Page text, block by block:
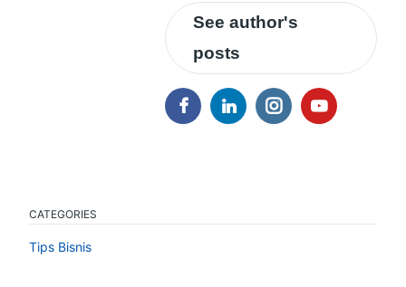
See author's
posts
CATEGORIES
Tips Bisnis